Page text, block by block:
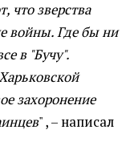
что зверства
войны. Где бы ни
в "Бучу".
захоронение
" , – написал